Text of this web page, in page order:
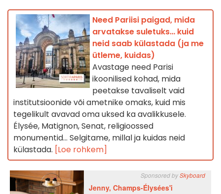
Need Pariisi paigad, mida
arvatakse suletuks… kuid
neid saab külastada (ja me
ütleme, kuidas)
Avastage need Parisi
ikoonilised kohad, mida
peetakse tavaliselt vaid
institutsioonide või ametnike omaks, kuid mis
tegelikult avavad oma uksed ka avalikkusele.
Élysée, Matignon, Senat, religioossed
monumentid… Selgitame, millal ja kuidas neid
külastada. [Loe rohkem]